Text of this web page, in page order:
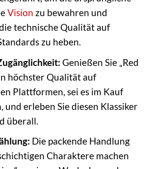
Vision zu bewahren und
technische Qualität auf
zu heben.
Genießen Sie „Red
höchster Qualität auf
Plattformen, sei es im Kauf
und erleben Sie diesen Klassiker
überall.
Die packende Handlung
Charaktere machen